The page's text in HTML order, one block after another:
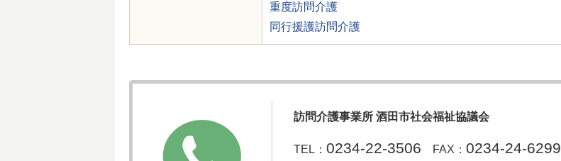
重度訪問介護
同行援護訪問介護
訪問介護事業所 酒田市社会福祉協議会
TEL： 0234-22-3506 FAX： 0234-24-6299